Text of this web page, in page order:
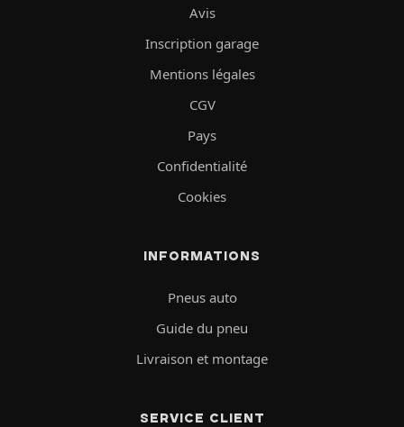
Avis
Inscription garage
Mentions légales
CGV
Pays
Confidentialité
Cookies
INFORMATIONS
Pneus auto
Guide du pneu
Livraison et montage
SERVICE CLIENT